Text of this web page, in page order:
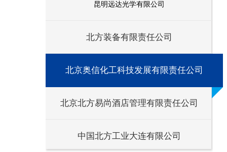
昆明远达光学有限公司
北方装备有限责任公司
北京奥信化工科技发展有限责任公司
北京北方易尚酒店管理有限责任公司
中国北方工业大连有限公司